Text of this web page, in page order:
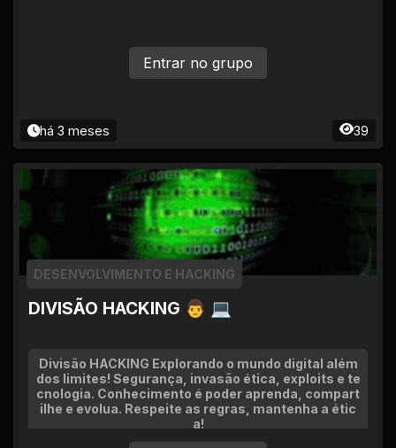
há 3 meses 39
Entrar no grupo
DIVISÃO HACKING 👨 💻
DESENVOLVIMENTO E HACKING
Divisão HACKING Explorando o mundo digital além
dos limites! Segurança, invasão ética, exploits e te
cnologia. Conhecimento é poder aprenda, compart
ilhe e evolua. Respeite as regras, mantenha a étic
a!